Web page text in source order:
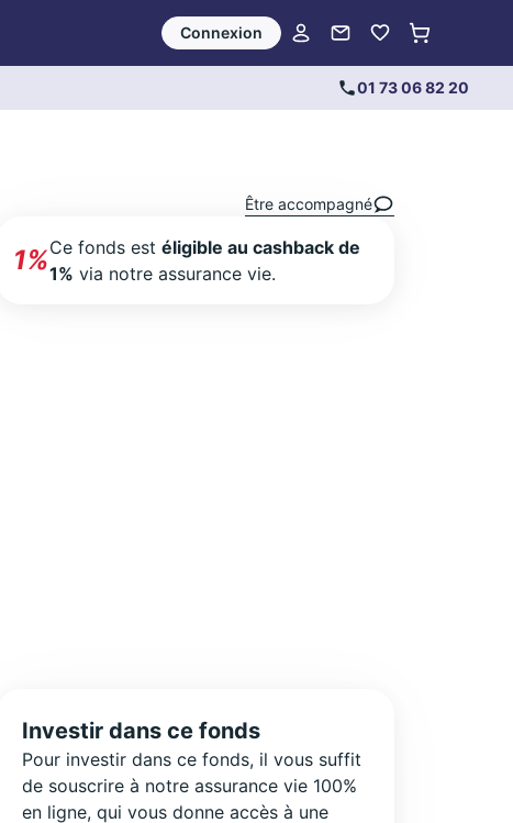
Connexion
01 73 06 82 20
Être accompagné
1%Ce fonds estéligible au cashback de
1% via notre assurance vie.
Investir dans ce fonds
Pour investir dans ce fonds, il vous suffit
de souscrire à notre assurance vie 100%
en ligne, qui vous donne accès à une